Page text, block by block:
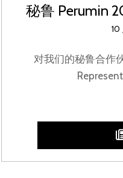
秘鲁 Perumin
10
对我们的秘鲁合作